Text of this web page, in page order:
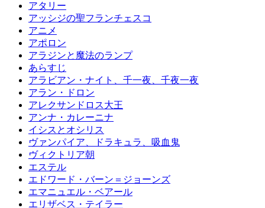
アタリー
アッシジの聖フランチェスコ
アニメ
アポロン
アラジンと魔法のランプ
あらすじ
アラビアン・ナイト、千一夜、千夜一夜
アラン・ドロン
アレクサンドロス大王
アンナ・カレーニナ
イシスとオシリス
ヴァンパイア、ドラキュラ、吸血鬼
ヴィクトリア朝
エステル
エドワード・バーン＝ジョーンズ
エマニュエル・ベアール
エリザベス・テイラー